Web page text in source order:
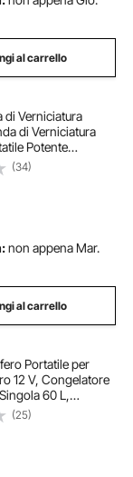
al carrello
di Verniciatura
di Verniciatura
Potente
di Filtro
per Auto
x 4,1 x 3 m, 1100
(34)
non appena Mar.
al carrello
Portatile per
12 V, Congelatore
60 L,
- 20 ~ 20
a Compressore
Camper, Auto
(25)